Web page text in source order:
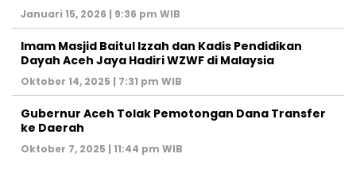
Januari 15, 2026 | 9:36 pm WIB
Imam Masjid Baitul Izzah dan Kadis Pendidikan
Dayah Aceh Jaya Hadiri WZWF di Malaysia
Oktober 14, 2025 | 7:31 pm WIB
Gubernur Aceh Tolak Pemotongan Dana Transfer
ke Daerah
Oktober 7, 2025 | 11:44 pm WIB